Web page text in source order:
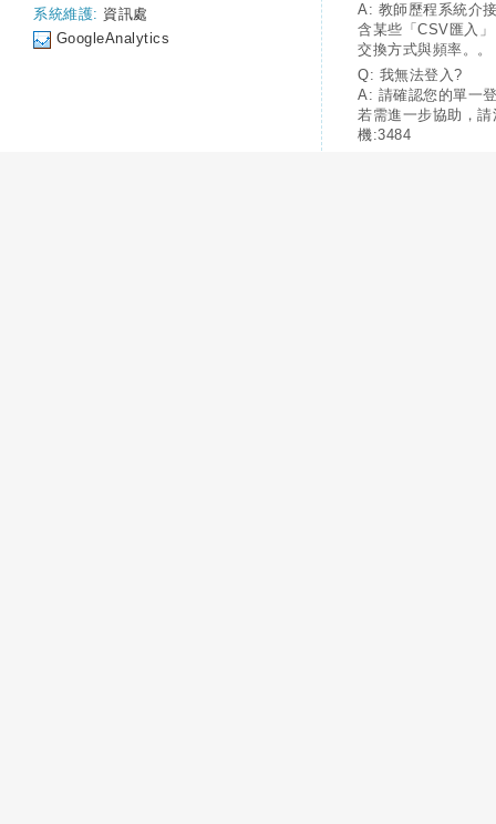
系統維護: 資訊處
GoogleAnalytics
A: 教師歷程系統介
含某些「CSV匯入
交換方式與頻率。。
Q: 我無法登入?
A: 請確認您的單一
若需進一步協助，
機:3484